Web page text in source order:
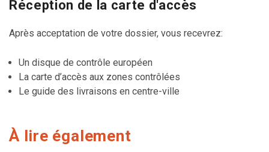
Réception de la carte d'accès
Après acceptation de votre dossier, vous recevrez:
Un disque de contrôle européen
La carte d’accès aux zones contrôlées
Le guide des livraisons en centre-ville
À lire également